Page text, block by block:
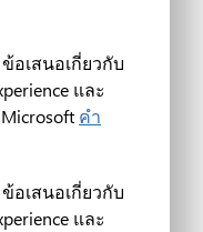
อเสนอเกี่ยวกับ
และ
คำ
อเสนอเกี่ยวกับ
และ